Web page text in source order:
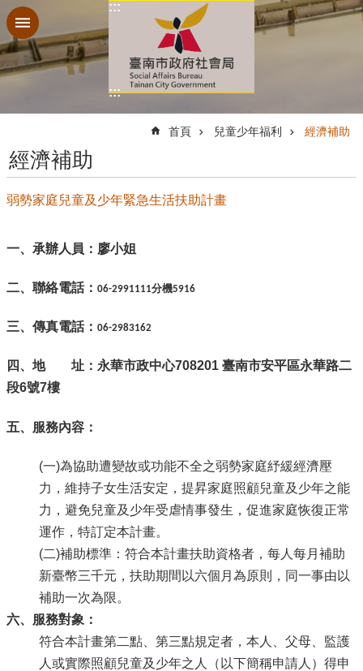
跳到主要內容區塊
:::
:::
首頁 兒童少年福利 經濟補助
經濟補助
弱勢家庭兒童及少年緊急生活扶助計畫
一、承辦人員： 廖小姐
二、聯絡電話： 06-2991111分機5916
三、傳真電話： 06-2983162
四、地 址： 永華市政中心708201 臺南市安平區永華路二
段6號7樓
五、服務內容：
(一)為協助遭變故或功能不全之弱勢家庭紓緩經濟壓
力，維持子女生活安定，提昇家庭照顧兒童及少年之能
力，避免兒童及少年受虐情事發生，促進家庭恢復正常
運作，特訂定本計畫。
(二)補助標準：符合本計畫扶助資格者，每人每月補助
新臺幣三千元，扶助期間以六個月為原則，同一事由以
補助一次為限。
六、服務對象：
符合本計畫第二點、第三點規定者，本人、父母、監護
人或實際照顧兒童及少年之人（以下簡稱申請人）得申